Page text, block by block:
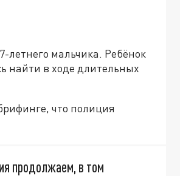
летнего мальчика. Ребёнок
найти в ходе длительных
что полиция
продолжаем, в том